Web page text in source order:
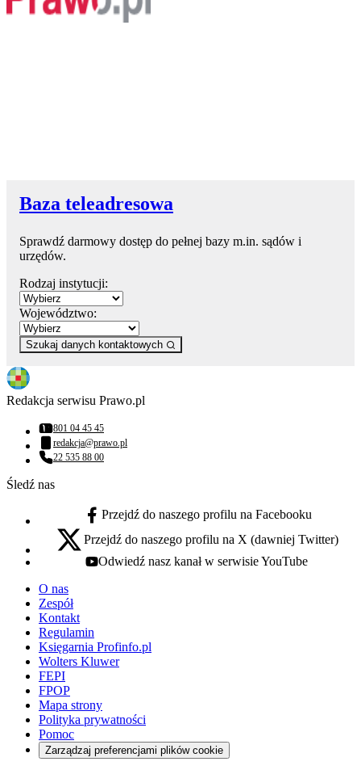
Baza teleadresowa
Sprawdź darmowy dostęp do pełnej bazy m.in. sądów i
urzędów.
Rodzaj instytucji:
Województwo:
Szukaj danych kontaktowych
Redakcja serwisu Prawo.pl
Numer telefonu:
801 04 45 45
Adres email:
redakcja@prawo.pl
Numer telefonu:
22 535 88 00
Śledź nas
facebook - otwiera się w nowej karcie
Przejdź do naszego profilu na Facebooku
x - otwiera się w nowej karcie
Przejdź do naszego profilu na X (dawniej Twitter)
youtube - otwiera się w nowej karcie
Odwiedź nasz kanał w serwisie YouTube
O nas
Zespół
Kontakt
Regulamin
Księgarnia Profinfo.pl
Wolters Kluwer
FEPI
FPOP
Mapa strony
Polityka prywatności
Pomoc
Zarządzaj preferencjami plików cookie